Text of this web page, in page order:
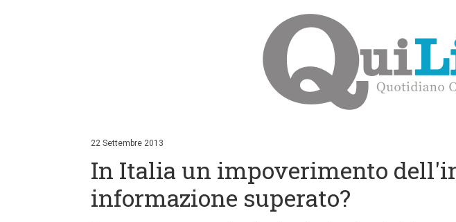
i
i
n
t
22 Settembre 2013
In Italia un impoverimento
informazione superato?